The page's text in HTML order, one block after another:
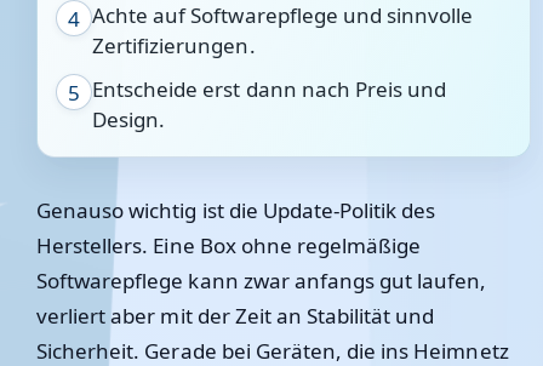
4 Achte auf Softwarepflege und sinnvolle
Zertifizierungen.
5 Entscheide erst dann nach Preis und
Design.
Genauso wichtig ist die Update-Politik des
Herstellers. Eine Box ohne regelmäßige
Softwarepflege kann zwar anfangs gut laufen,
verliert aber mit der Zeit an Stabilität und
Sicherheit. Gerade bei Geräten, die ins Heimnetz